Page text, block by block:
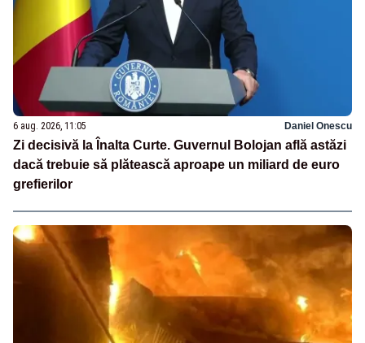
6 aug. 2026, 11:05 Daniel Onescu
Zi decisivă la Înalta Curte. Guvernul Bolojan află astăzi
dacă trebuie să plătească aproape un miliard de euro
grefierilor